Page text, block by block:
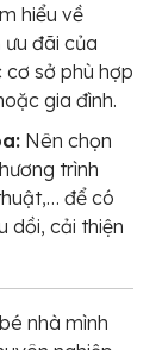
hiểu về
đãi của
sở phù hợp
gia đình.
Nên chọn
trình
để có
dồi, cải thiện
nhà mình